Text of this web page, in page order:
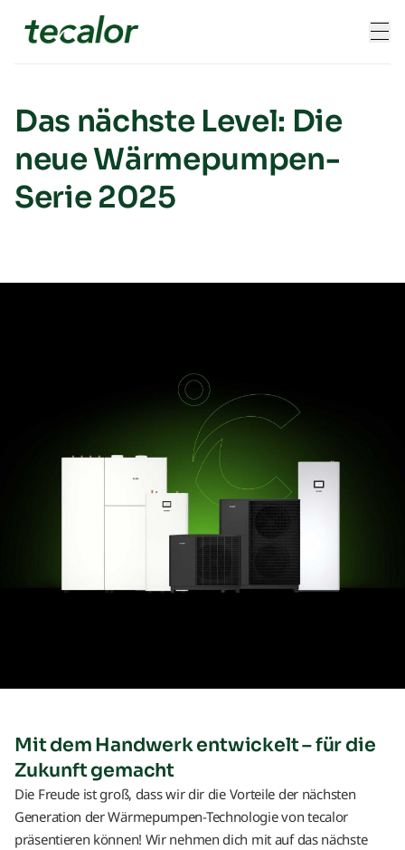
Skip to content
B2B-Referenzen
Förderung
Downloads
TTL Aufstellarten
Das nächste Level: Die
neue Wärmepumpen-
Serie 2025
Mit dem Handwerk entwickelt – für die
Zukunft gemacht
Die Freude ist groß, dass wir dir die Vorteile der nächsten
Generation der Wärmepumpen-Technologie von tecalor
präsentieren können! Wir nehmen dich mit auf das nächste